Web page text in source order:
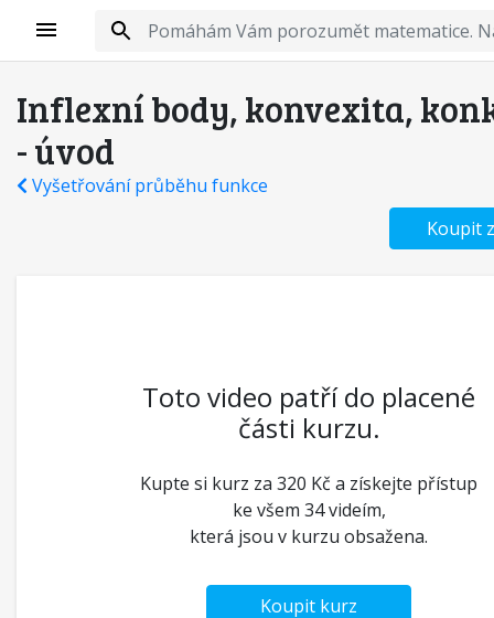
Inflexní body, konvexita,
- úvod
Vyšetřování průběhu funkce
Koupit
Toto video patří do placené
části kurzu.
Kupte si kurz za 320 Kč a získejte přístup
ke všem 34 videím,
která jsou v kurzu obsažena.
Koupit kurz